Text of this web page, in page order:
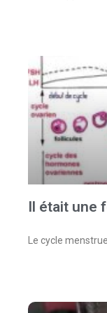
Il était une
Le cycle